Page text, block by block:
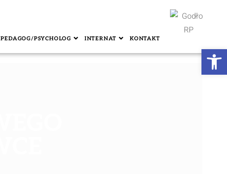
PEDAGOG/PSYCHOLOG INTERNAT KONTAKT